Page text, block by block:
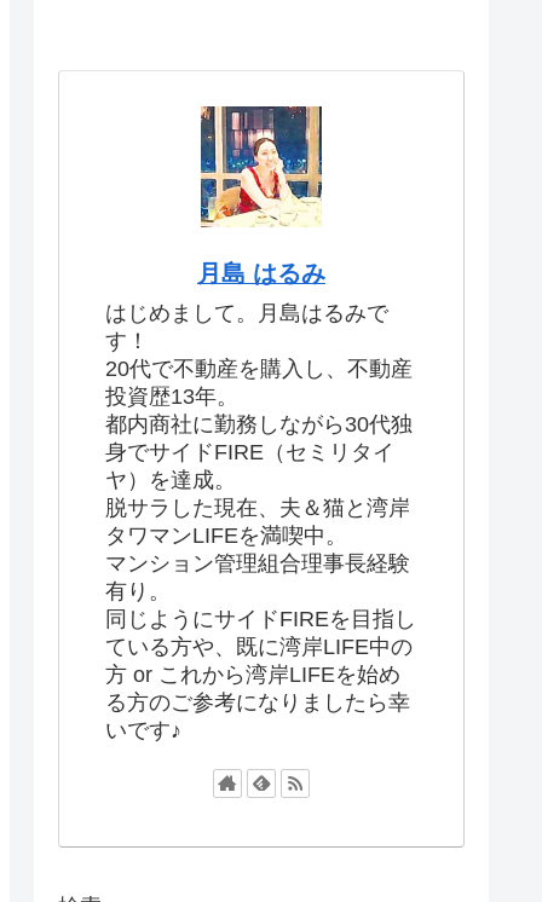
月島 はるみ
はじめまして。月島はるみで
す！
20代で不動産を購入し、不動産
投資歴13年。
都内商社に勤務しながら30代独
身でサイドFIRE（セミリタイ
ヤ）を達成。
脱サラした現在、夫＆猫と湾岸
タワマンLIFEを満喫中。
マンション管理組合理事長経験
有り。
同じようにサイドFIREを目指し
ている方や、既に湾岸LIFE中の
方 or これから湾岸LIFEを始め
る方のご参考になりましたら幸
いです♪